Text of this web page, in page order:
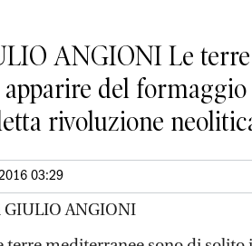
ANGIONI Le
del
rivoluzione
03:29
GIULIO ANGIONI